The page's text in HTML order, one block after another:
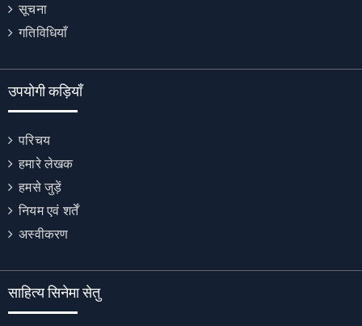
सूचना
गतिविधियाँ
उपयोगी कड़ियाँ
परिचय
हमारे लेखक
हमसे जुड़ें
नियम एवं शर्तें
अस्वीकरण
साहित्य सिनेमा सेतु